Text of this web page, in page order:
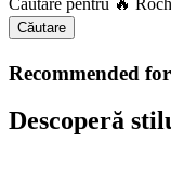
Căutare pentru 🔥
Căutare
Recommended
Descoperă